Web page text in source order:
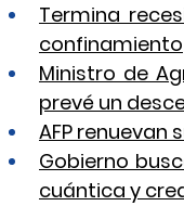
Termina
confinamiento
Ministro de
prevé un
AFP renuevan
Gobierno
cuántica y